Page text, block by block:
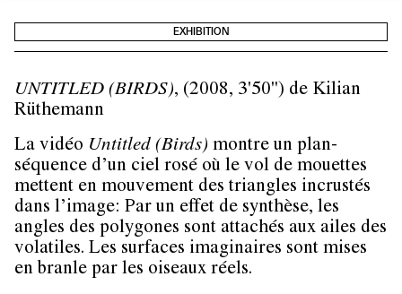
EXHIBITION
UNTITLED (BIRDS), (2008, 3'50'') de Kilian
Rüthemann
La vidéo Untitled (Birds) montre un plan-
séquence d’un ciel rosé où le vol de mouettes
mettent en mouvement des triangles incrustés
dans l’image: Par un effet de synthèse, les
angles des polygones sont attachés aux ailes des
volatiles. Les surfaces imaginaires sont mises
en branle par les oiseaux réels.